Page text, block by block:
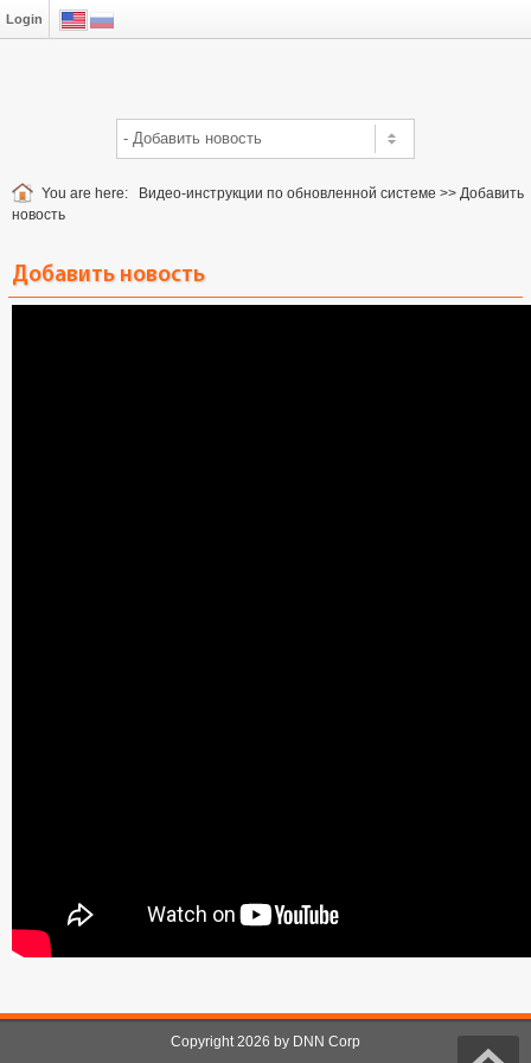
Login
You are here: Видео-инструкции по обновленной системе >> Добавить
новость
Добавить новость
Copyright 2026 by DNN Corp